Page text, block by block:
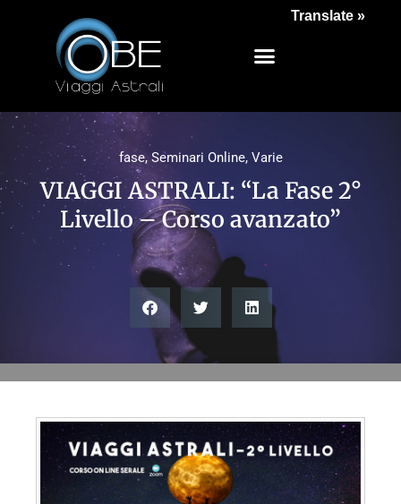
fase,Seminari Online, Varie
VIAGGI ASTRALI: “La Fase 2°
Livello – Corso avanzato”
Translate »